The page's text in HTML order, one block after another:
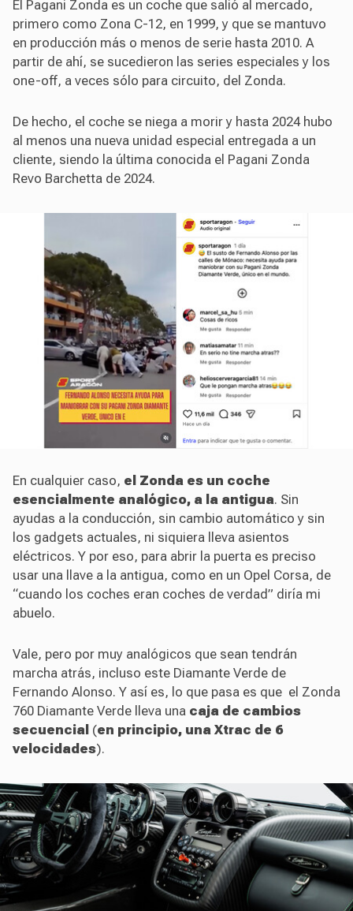
El Pagani Zonda es un coche que salió al mercado,
primero como Zona C-12, en 1999, y que se mantuvo
en producción más o menos de serie hasta 2010. A
partir de ahí, se sucedieron las series especiales y los
one-off, a veces sólo para circuito, del Zonda.
De hecho, el coche se niega a morir y hasta 2024 hubo
al menos una nueva unidad especial entregada a un
cliente, siendo la última conocida el Pagani Zonda
Revo Barchetta de 2024.
En cualquier caso, el Zonda es un coche
esencialmente analógico, a la antigua. Sin
ayudas a la conducción, sin cambio automático y sin
los gadgets actuales, ni siquiera lleva asientos
eléctricos. Y por eso, para abrir la puerta es preciso
usar una llave a la antigua, como en un Opel Corsa, de
“cuando los coches eran coches de verdad” diría mi
abuelo.
Vale, pero por muy analógicos que sean tendrán
marcha atrás, incluso este Diamante Verde de
Fernando Alonso. Y así es, lo que pasa es que el Zonda
760 Diamante Verde lleva una caja de cambios
secuencial (en principio, una Xtrac de 6
velocidades).